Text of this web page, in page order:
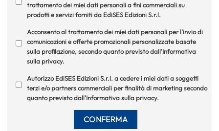
trattamento dei miei dati personali a fini commerciali su
prodotti e servizi forniti da EdiSES Edizioni S.r.l.
Acconsento al trattamento dei miei dati personali per l'invio di
comunicazioni e offerte promozionali personalizzate basate
sulla profilazione, secondo quanto previsto dall'Informativa
sulla privacy.
Autorizzo EdiSES Edizioni S.r.l. a cedere i miei dati a soggetti
terzi e/o partners commerciali per finalità di marketing secondo
quanto previsto dall'Informativa sulla privacy.